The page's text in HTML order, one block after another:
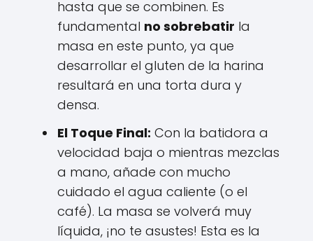
hasta que se combinen. Es
fundamental no sobrebatir la
masa en este punto, ya que
desarrollar el gluten de la harina
resultará en una torta dura y
densa.
El Toque Final: Con la batidora a
velocidad baja o mientras mezclas
a mano, añade con mucho
cuidado el agua caliente (o el
café). La masa se volverá muy
líquida, ¡no te asustes! Esta es la